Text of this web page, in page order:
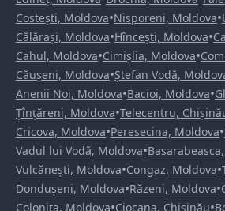
Costești, Moldova•Nisporeni, Moldova•
Călărași, Moldova•Hîncești, Moldova•
Cahul, Moldova•Cimișlia, Moldova•
Căușeni, Moldova•Ștefan Vodă,
Anenii Noi, Moldova•Bacioi, Moldova•
Țînțăreni, Moldova•Telecentru,
Cricova, Moldova•Peresecina, Moldova•
Vadul lui Vodă, Moldova•
Vulcănești, Moldova•Congaz, Moldova•
Dondușeni, Moldova•Răzeni, Moldova•
Colonița, Moldova•Ciocana, Chișinău•